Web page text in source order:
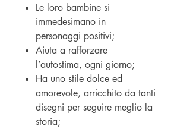
Le loro bambine si
immedesimano in
personaggi positivi;
Aiuta a rafforzare
l’autostima, ogni giorno;
Ha uno stile dolce ed
amorevole, arricchito da tanti
disegni per seguire meglio la
storia;